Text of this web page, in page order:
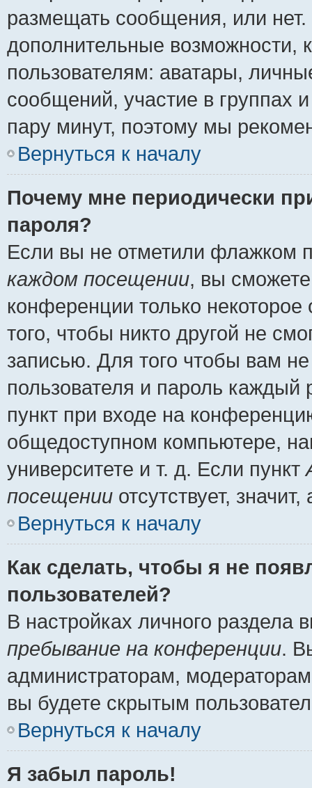
размещать сообщения, или
дополнительные
пользователям: аватары,
сообщений, участие в группах
пару минут, поэтому мы
Вернуться к началу
Почему мне периодически
пароля?
Если вы не отметили флажком
каждом посещении, вы
конференции только
того, чтобы никто другой не
записью. Для того чтобы вам
пользователя и пароль
пункт при входе на
общедоступном компьютере,
университете и т. д. Если пункт
посещении отсутствует,
Вернуться к началу
Как сделать, чтобы я не
пользователей?
В настройках личного
пребывание на конференции.
администраторам,
вы будете скрытым
Вернуться к началу
Я забыл пароль!